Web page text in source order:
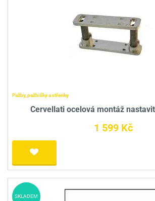
Pažby, pažbičky a střenky
Cervellati ocelová montáž
1 599 Kč
SKLADEM